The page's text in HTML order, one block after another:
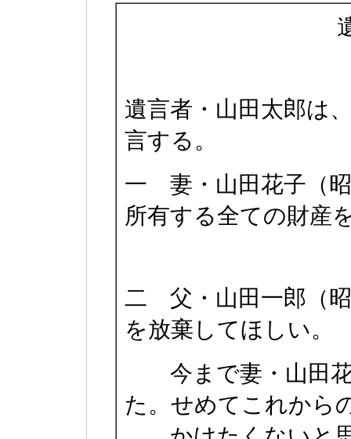
遺言者・山田太郎は
言する。
一 妻・山田花子（
所有する全ての財産
二 父・山田一郎（
を放棄してほしい。
今まで妻・山田花
た。せめてこれから